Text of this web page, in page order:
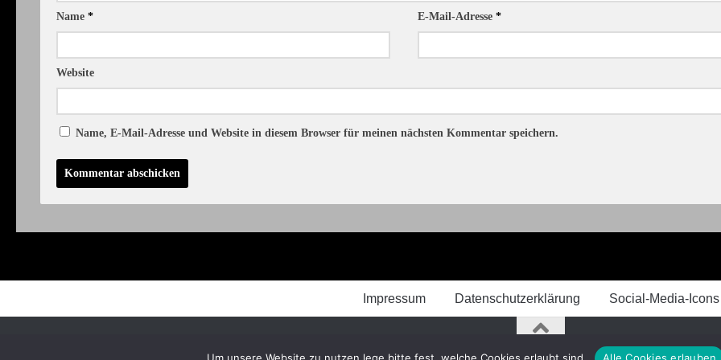
Name * E-Mail-Adresse*
Website
Name, E-Mail-Adresse und Website in diesem Browser für meinen nächsten Kommentar speichern.
Impressum Datenschutzerklärung Social-Media-Icons